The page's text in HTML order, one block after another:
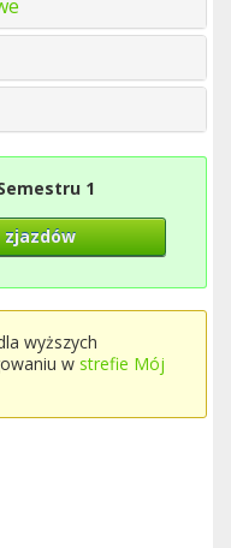
1
wyższych
w strefie Mój